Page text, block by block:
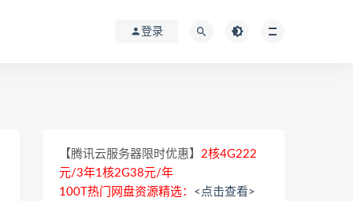
登录
【腾讯云服务器限时优惠】 2核4G222
元/3年1核2G38元/年
100T热门网盘资源精选： <点击查看>